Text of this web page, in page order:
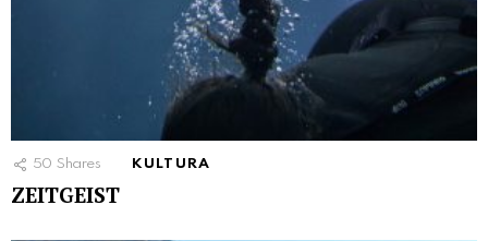
50 Shares KULTURA
ZEITGEIST